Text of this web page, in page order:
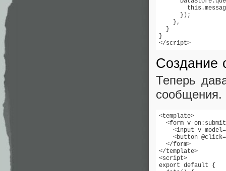
      });
    },
  }
}
</script>
Создание
Теперь
сообщения.
<template>
<form v-
<input v-
<button
  </form>
</template>
<script>
export default {